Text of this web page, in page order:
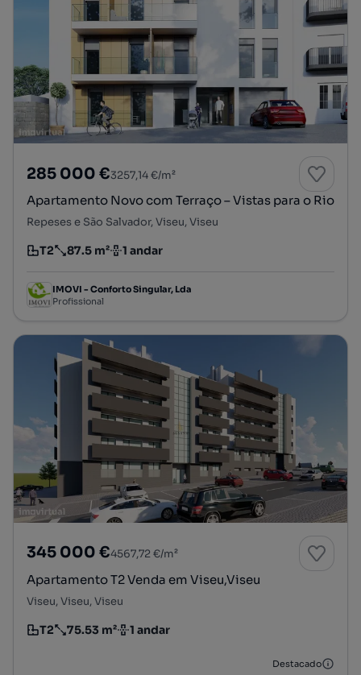
285 000 €3257,14 €/m²
Apartamento Novo com Terraço – Vistas para o Rio
Repeses e São Salvador, Viseu, Viseu
Tipologia
T2
Preço por metro quadrado
87.5 m²
Andar 1 andar
IMOVI - Conforto Singular, Lda
Profissional
345 000 €4567,72 €/m²
Apartamento T2 Venda em Viseu,Viseu
Viseu, Viseu, Viseu
Tipologia
T2
Preço por metro quadrado
75.53 m²
Andar 1 andar
Destacado